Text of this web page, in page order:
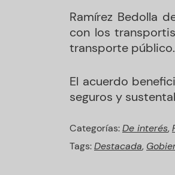
Ramírez Bedolla
con los
transporte público.
El acuerdo
seguros y
Categorías:De interés,
Tags:Destacada,